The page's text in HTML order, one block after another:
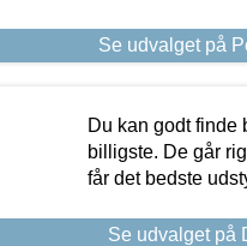
Se udvalget på
Du kan godt finde
billigste. De går
får det bedste
Se udvalget på